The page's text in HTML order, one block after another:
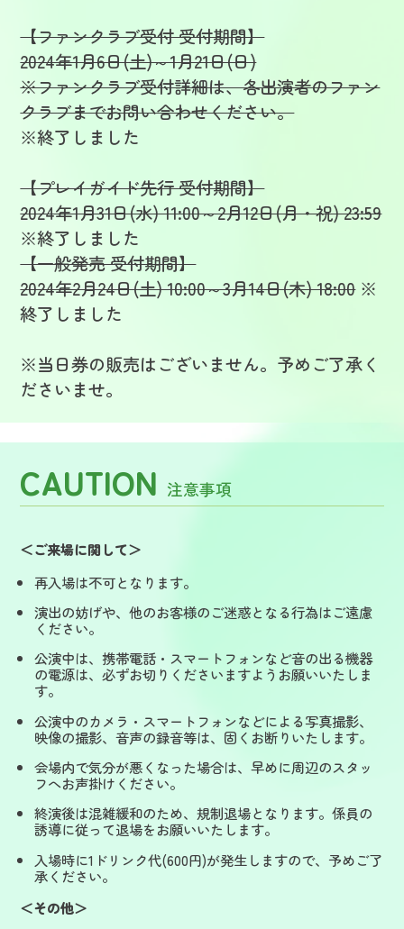
【ファンクラブ受付 受付期間】
2024年1月6日(土)～1月21日(日)
※ファンクラブ受付詳細は、各出演者のファン
クラブまでお問い合わせください。
※終了しました
【プレイガイド先行 受付期間】
2024年1月31日(水) 11:00～2月12日(月・祝) 23:59
※終了しました
【一般発売 受付期間】
2024年2月24日(土) 10:00～3月14日(木) 18:00※
終了しました
※当日券の販売はございません。予めご了承く
ださいませ。
CAUTION 注意事項
＜ご来場に関して＞
再入場は不可となります。
演出の妨げや、他のお客様のご迷惑となる行為はご遠慮
ください。
公演中は、携帯電話・スマートフォンなど音の出る機器
の電源は、必ずお切りくださいますようお願いいたしま
す。
公演中のカメラ・スマートフォンなどによる写真撮影、
映像の撮影、音声の録音等は、固くお断りいたします。
会場内で気分が悪くなった場合は、早めに周辺のスタッ
フへお声掛けください。
終演後は混雑緩和のため、規制退場となります。係員の
誘導に従って退場をお願いいたします。
入場時に1ドリンク代(600円)が発生しますので、予めご了
承ください。
＜その他＞